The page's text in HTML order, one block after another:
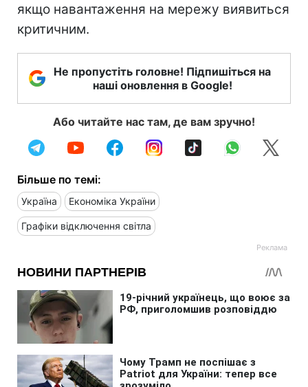
якщо навантаження на мережу виявиться
критичним.
Не пропустіть головне! Підпишіться на
наші оновлення в Google!
Або читайте нас там, де вам зручно!
Більше по темі:
Україна Економіка України
Графіки відключення світла